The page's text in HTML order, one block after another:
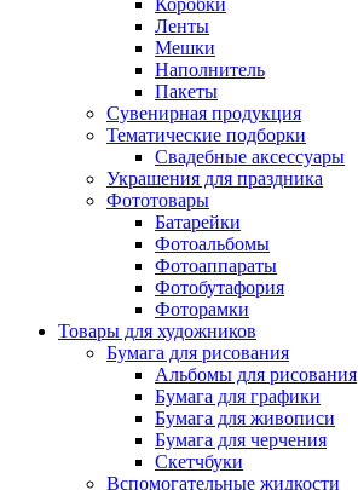
Коробки
Ленты
Мешки
Наполнитель
Пакеты
Сувенирная продукция
Тематические подборки
Свадебные аксессуары
Украшения для праздника
Фототовары
Батарейки
Фотоальбомы
Фотоаппараты
Фотобутафория
Фоторамки
Товары для художников
Бумага для рисования
Альбомы для рисования
Бумага для графики
Бумага для живописи
Бумага для черчения
Скетчбуки
Вспомогательные жидкости